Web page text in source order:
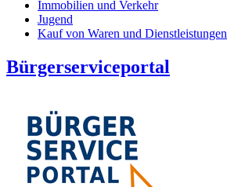
Immobilien und Verkehr
Jugend
Kauf von Waren und Dienstleistungen
Bürgerserviceportal